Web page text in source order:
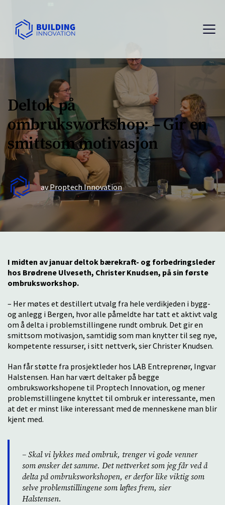
Deltok på
ombruksworkshop: – Gir en
smittsom motivasjon
avProptech Innovation
I midten av januar deltok bærekraft- og forbedringsleder
hos Brødrene Ulveseth, Christer Knudsen, på sin første
ombruksworkshop.
– Her møtes et destillert utvalg fra hele verdikjeden i bygg-
og anlegg i Bergen, hvor alle påmeldte har tatt et aktivt valg
om å delta i problemstillingene rundt ombruk. Det gir en
smittsom motivasjon, samtidig som man knytter til seg nye,
kompetente ressurser, i sitt nettverk, sier Christer Knudsen.
Han får støtte fra prosjektleder hos LAB Entreprenør, Ingvar
Halstensen. Han har vært deltaker på begge
ombruksworkshopene til Proptech Innovation, og mener
problemstillingene knyttet til ombruk er interessante, men
at det er minst like interessant med de menneskene man blir
kjent med.
– Skal vi lykkes med ombruk, trenger vi gode venner
som ønsker det samme. Det nettverket som jeg får ved å
delta på ombruksworkshopen, er derfor like viktig som
selve problemstillingene som løftes frem, sier
Halstensen.